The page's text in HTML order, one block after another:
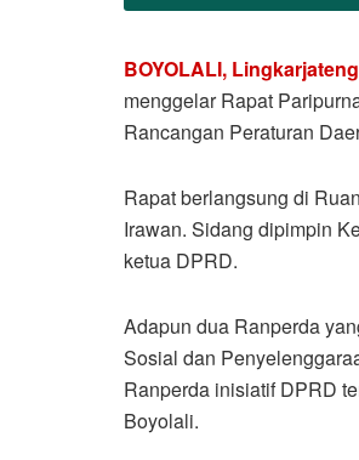
BOYOLALI,
menggelar Rapat
Rancangan Peraturan
Rapat berlangsung di
Irawan. Sidang dipimpin
ketua DPRD.
Adapun dua Ranperda
Sosial dan
Ranperda inisiatif DPRD
Boyolali.